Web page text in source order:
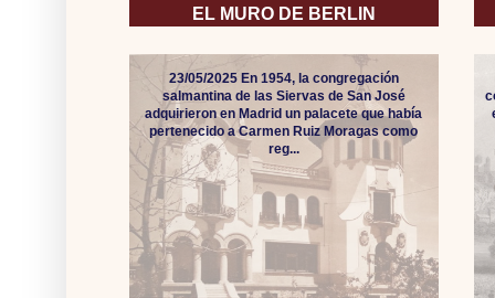
EL MURO DE BERLIN
23/05/2025 En 1954, la congregación
salmantina de las Siervas de San José
adquirieron en Madrid un palacete que había
pertenecido a Carmen Ruiz Moragas como
reg...